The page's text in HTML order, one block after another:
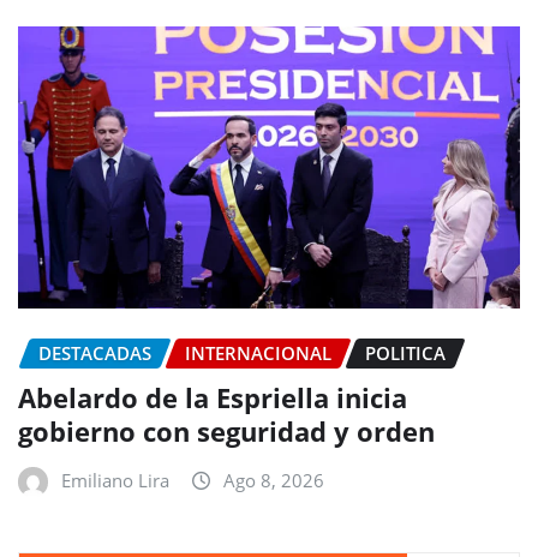
DESTACADAS INTERNACIONAL POLITICA
Abelardo de la Espriella inicia
gobierno con seguridad y orden
Emiliano Lira Ago 8, 2026